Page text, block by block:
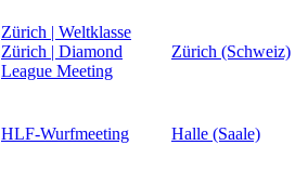
Zürich | Weltklasse
Zürich | Diamond
League Meeting
Zürich (Schweiz)
HLF-Wurfmeeting Halle (Saale)